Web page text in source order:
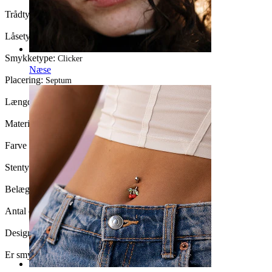
Næse
Trådtykkelse: 1,2 mm
Låsetype:
Smykketype: Clicker
Placering: Septum
Længde:
Materiale: Kirurgisk stål / Messing
Farve på sten: Klar
Stentype: Kubisk zirkonia
Belægningstype:PVD-belægning
Antal enheder:1
Design:V-formet
Er smykket belagt?:Ja, hele smykket